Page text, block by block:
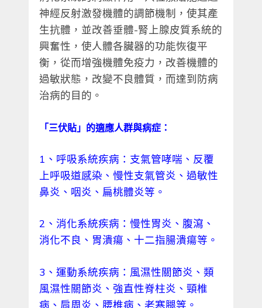
神經反射激發機體的調節機制，使其產
生抗體，並改善垂體-腎上腺皮質系統的
興奮性，使人體各臟器的功能恢復平
衡，從而增強機體免疫力，改善機體的
過敏狀態，改變不良體質，而達到防病
治病的目的。
「三伏貼」的適應人群與病症：
1 、呼吸系統疾病：支氣管哮喘、反覆
上呼吸道感染、慢性支氣管炎、過敏性
鼻炎、咽炎、扁桃體炎等。
2 、消化系統疾病：慢性胃炎、腹瀉、
消化不良、胃潰瘍、十二指腸潰瘍等。
3 、運動系統疾病：風濕性關節炎、類
風濕性關節炎、強直性脊柱炎、頸椎
病、肩周炎、腰椎病、老寒腿等。